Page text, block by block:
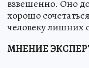
взвешенно. Оно
хорошо
человеку лишних
МНЕНИЕ